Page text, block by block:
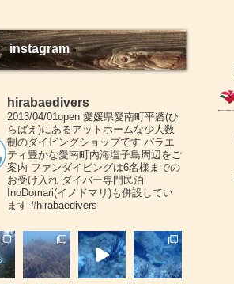
instagram
hirabaedivers
2013/04/01open愛媛県愛南町平碆(ひ
らばえ)にあるアットホームな少人数
制のダイビングショップです バラエ
ティ豊かな愛南町内海塩子島周辺をご
案内 ファンダイビングは6名様までの
お受け入れダイバー専門民泊
InoDomari(イノドマリ)も併設してい
ます #hirabaedivers